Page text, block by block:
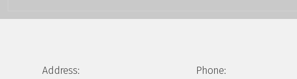
Address:
Phone: